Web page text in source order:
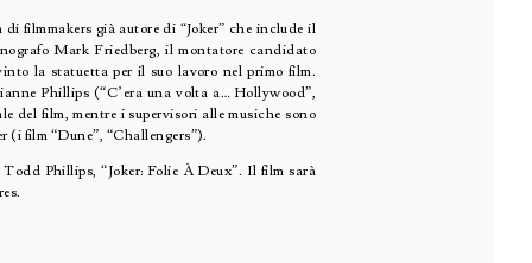
filmmakers già autore di “Joker” che include il
Mark Friedberg, il montatore candidato
la statuetta per il suo lavoro nel primo film.
Phillips (“C’era una volta a… Hollywood”,
del film, mentre i supervisori alle musiche sono
(i film “Dune”, “Challengers”).
Phillips, “Joker: Folie À Deux”. Il film sarà